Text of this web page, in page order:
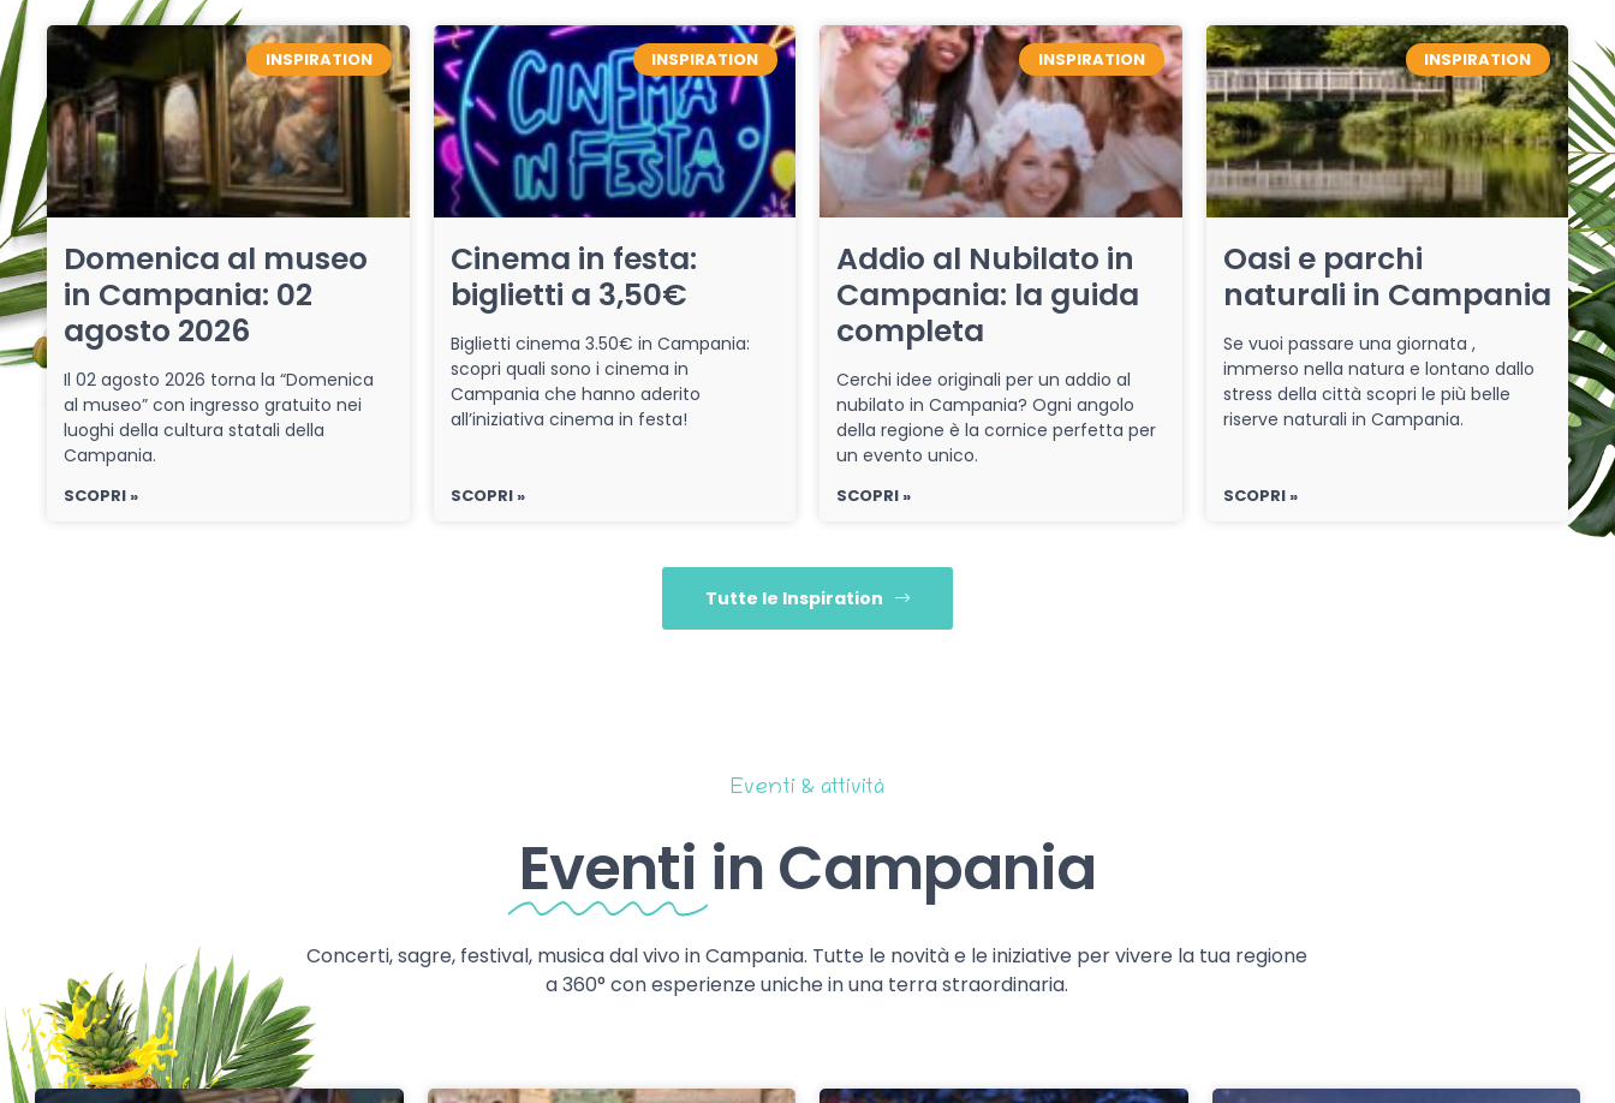
INSPIRATION
Domenica al museo
in Campania: 02
agosto 2026
Il 02 agosto 2026 torna la “Domenica
al museo” con ingresso gratuito nei
luoghi della cultura statali della
Campania.
SCOPRI »
INSPIRATION
Cinema in festa:
biglietti a 3,50€
Biglietti cinema 3.50€ in Campania:
scopri quali sono i cinema in
Campania che hanno aderito
all’iniziativa cinema in festa!
SCOPRI »
INSPIRATION
Addio al Nubilato in
Campania: la guida
completa
Cerchi idee originali per un addio al
nubilato in Campania? Ogni angolo
della regione è la cornice perfetta per
un evento unico.
SCOPRI »
INSPIRATION
Oasi e parchi
naturali in Campania
Se vuoi passare una giornata ,
immerso nella natura e lontano dallo
stress della città scopri le più belle
riserve naturali in Campania.
SCOPRI »
Tutte le Inspiration
Eventi & attività
Eventi in Campania
Concerti, sagre, festival, musica dal vivo in Campania. Tutte le novità e le iniziative per vivere la tua regione
a 360° con esperienze uniche in una terra straordinaria.